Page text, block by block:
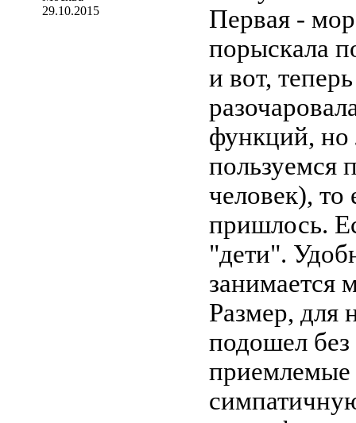
29.10.2015
Первая -
порыскала
и вот,
функций, но
пользуемся
человек), то
пришлось.
"дети".
занимается
Размер, для
подошел
приемлемые